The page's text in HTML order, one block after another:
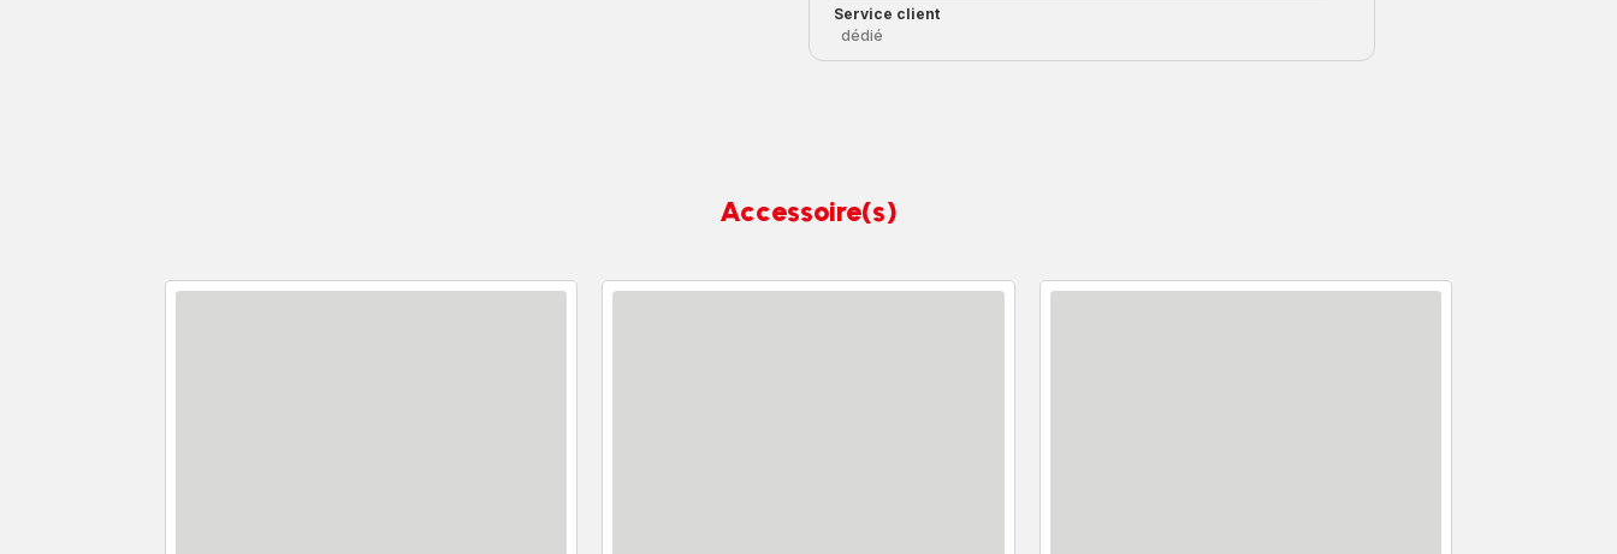
Service client
dédié
Accessoire(s)